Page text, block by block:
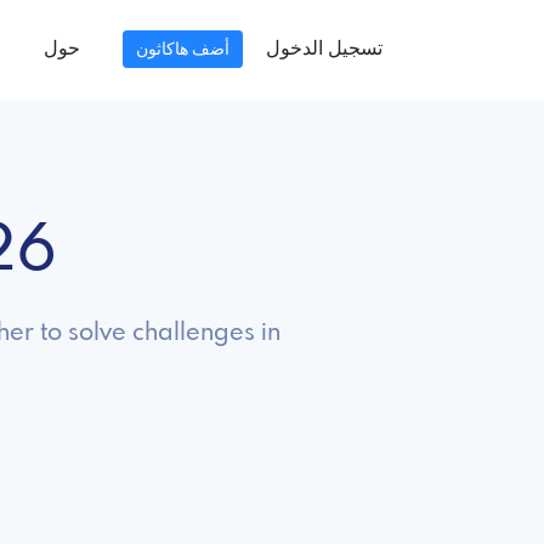
حول أضف هاكاثون تسجيل الدخول
to solve challenges in